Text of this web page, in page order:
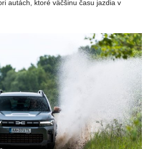
autách, ktoré väčšinu času jazdia v